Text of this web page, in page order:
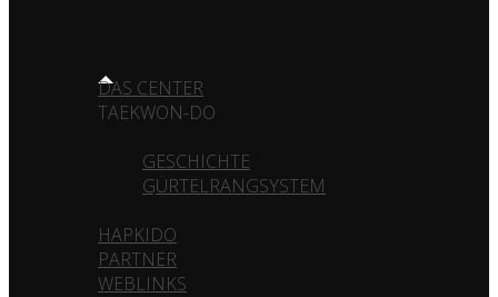
DAS CENTER
TAEKWON-DO
GESCHICHTE
GÜRTELRANGSYSTEM
HAPKIDO
PARTNER
WEBLINKS